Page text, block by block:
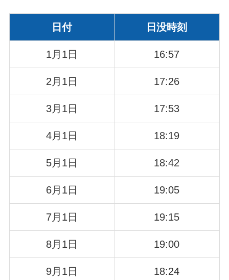
日付 日没時刻
1月1日 16:57
2月1日 17:26
3月1日 17:53
4月1日 18:19
5月1日 18:42
6月1日 19:05
7月1日 19:15
8月1日 19:00
9月1日 18:24